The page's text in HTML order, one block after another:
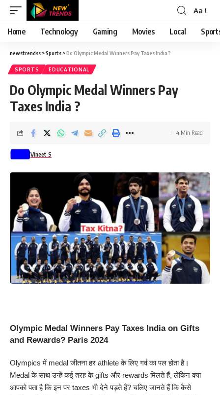
Font
Resizer
Aa
Home Technology Gaming Movies Local
newstrendss >Sports >Do Olympic Medal Winners Pay Taxes India ?
SPORTS EDUCATIONAL
Do Olympic Medal Winners Pay
Taxes India ?
Vineet S
4 Min Read
Olympic Medal Winners Pay Taxes India on Gifts
and Rewards? Paris 2024
Olympics में medal जीतना हर athlete के लिए गर्व का पल होता है।
Medal के साथ उन्हें कई तरह के gifts और rewards मिलते हैं, लेकिन क्या
आपको पता है कि इन पर taxes भी देने पड़ते हैं? चलिए जानते हैं कि कैसे